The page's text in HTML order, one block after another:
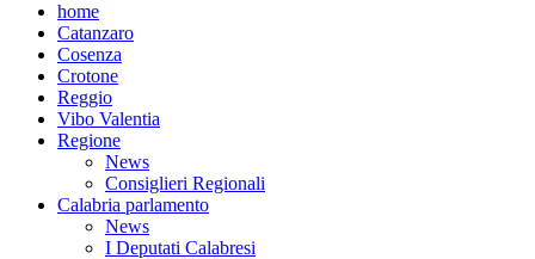
home
Catanzaro
Cosenza
Crotone
Reggio
Vibo Valentia
Regione
News
Consiglieri Regionali
Calabria parlamento
News
I Deputati Calabresi